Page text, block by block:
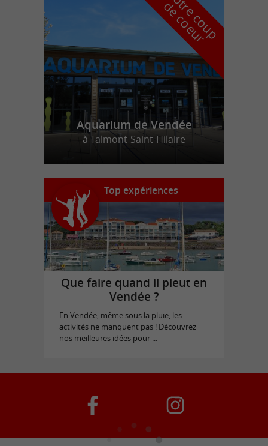
n
o
t
r
e
c
o
u
p
d
e
c
o
e
u
r
Aquarium de Vendée
à Talmont-Saint-Hilaire
Top expériences
Que faire quand il pleut en
Vendée ?
En Vendée, même sous la pluie, les
activités ne manquent pas ! Découvrez
nos meilleures idées pour ...